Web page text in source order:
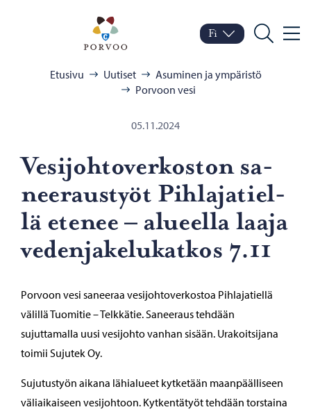
Porvoo – Siirry
Vaihda kieltä
Nykyinen kieli: Suomi
Fi
Hae
Etusivu Uutiset
Asuminen ja ympäristö
Porvoon vesi
05.11.2024
Ve­si­joh­to­ver­kos­ton sa­
nee­raus­työt Pih­la­ja­tiel­
lä ete­nee – alu­eel­la laaja
ve­den­ja­ke­lu­kat­kos 7.11
Porvoon vesi saneeraa vesijohtoverkostoa Pihlajatiellä
välillä Tuomitie – Telkkätie. Saneeraus tehdään
sujuttamalla uusi vesijohto vanhan sisään. Urakoitsijana
toimii Sujutek Oy.
Sujutustyön aikana lähialueet kytketään maanpäälliseen
väliaikaiseen vesijohtoon. Kytkentätyöt tehdään torstaina